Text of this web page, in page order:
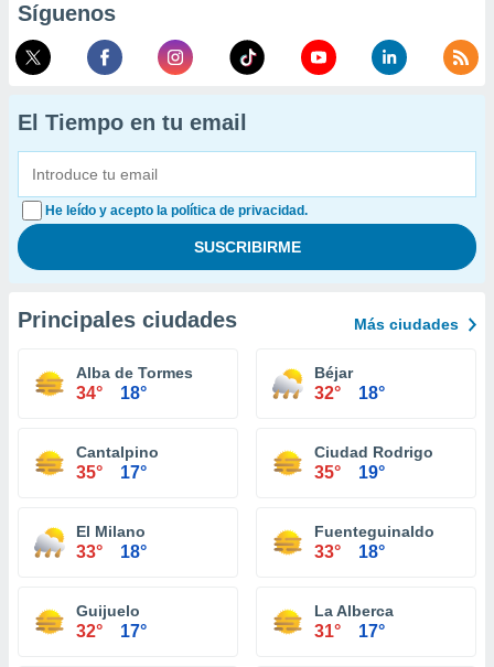
Síguenos
El Tiempo en tu email
He leído y acepto la política de privacidad.
Principales ciudades Más ciudades
Alba de Tormes
34° 18°
Béjar
32° 18°
Cantalpino
35° 17°
Ciudad Rodrigo
35° 19°
El Milano
33° 18°
Fuenteguinaldo
33° 18°
Guijuelo
32° 17°
La Alberca
31° 17°